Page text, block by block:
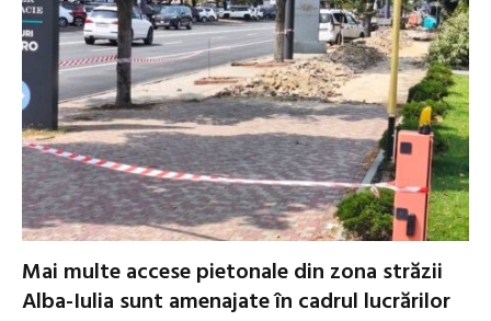
Mai multe accese pietonale din zona străzii
Alba-Iulia sunt amenajate în cadrul lucrărilor